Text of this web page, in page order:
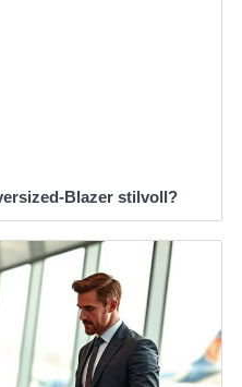
Blazer stilvoll?